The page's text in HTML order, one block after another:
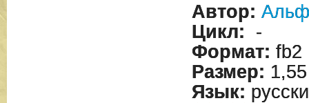
Автор:
Цикл: -
Формат: fb2
Размер:
Язык: